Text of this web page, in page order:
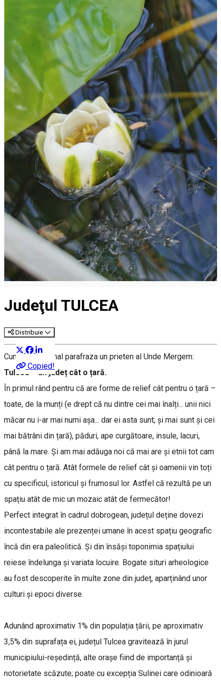
Judeţul TULCEA
Distribuie
Copied!
Cum inspirațional parafraza un prieten al Unde Mergem:
Tulcea – un județ cât o țară.
În primul rând pentru că are forme de relief cât pentru o țară –
toate, de la munți (e drept că nu dintre cei mai înalți... unii nici
măcar nu i-ar mai numi așa... dar ei asta sunt; și mai sunt și cei
mai bătrâni din țară), păduri, ape curgătoare, insule, lacuri,
până la mare. Și am mai adăuga noi că mai are și etnii tot cam
cât pentru o țară. Atât formele de relief cât și oamenii vin toți
cu specificul, istoricul și frumosul lor. Astfel că rezultă pe un
spațiu atât de mic un mozaic atât de fermecător!
Perfect integrat în cadrul dobrogean, județul deține dovezi
incontestabile ale prezenței umane în acest spațiu geografic
încă din era paleolitică. Și din însăși toponimia spațiului
reiese îndelunga și variata locuire. Bogate situri arheologice
au fost descoperite în multe zone din județ, aparținând unor
culturi și epoci diverse.
Adunând aproximativ 1% din populația țării, pe aproximativ
3,5% din suprafața ei, județul Tulcea gravitează în jurul
municipiului-reședință, alte orașe fiind de importanță și
notorietate scăzute; poate cu excepția Sulinei care odinioară